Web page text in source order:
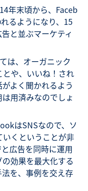
年末頃から、Faceb
るようになり、15
と並ぶマーケティ
は、オーガニック
や、いいね！され
よく聞かれるよう
用済みなのでしょ
はSNSなので、ソ
くということが非
広告を同時に運用
効果を最大化する
を、事例を交え存